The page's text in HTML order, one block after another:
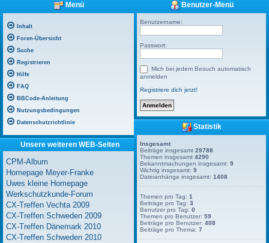
Menü
Inhalt
Foren-Übersicht
Suche
Registrieren
Hilfe
FAQ
BBCode-Anleitung
Nutzungsbedingungen
Datenschutzrichtlinie
Unsere weiteren WEB-Seiten
CPM-Album
Homepage Meyer-Franke
Uwes kleine Homepage
Werkschutzkunde-Forum
CX-Treffen Vechta 2009
CX-Treffen Schweden 2009
CX-Treffen Dänemark 2010
CX-Treffen Schweden 2010
Benutzer-Menü
Benutzername:
Passwort:
Mich bei jedem Besuch automatisch
anmelden
Registriere dich jetzt!
Statistik
Insgesamt
Beiträge insgesamt29788
Themen insgesamt4290
Bekanntmachungen insgesamt:9
Wichtig insgesamt:9
Dateianhänge insgesamt:1408
Themen pro Tag:1
Beiträge pro Tag:3
Benutzer pro Tag:0
Themen pro Benutzer:59
Beiträge pro Benutzer:408
Beiträge pro Thema:7